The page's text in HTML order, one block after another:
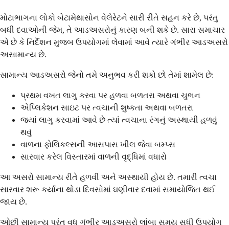
મોટાભાગના લોકો બેટામેથાસોન વેલેરેટને સારી રીતે સહન કરે છે, પરંતુ
બધી દવાઓની જેમ, તે આડઅસરોનું કારણ બની શકે છે. સારા સમાચાર
એ છે કે નિર્દેશન મુજબ ઉપયોગમાં લેવામાં આવે ત્યારે ગંભીર આડઅસરો
અસામાન્ય છે.
સામાન્ય આડઅસરો જેનો તમે અનુભવ કરી શકો છો તેમાં શામેલ છે:
પ્રથમ વખત લાગુ કરવા પર હળવા બળતરા અથવા ચુભન
એપ્લિકેશન સાઇટ પર ત્વચાની શુષ્કતા અથવા બળતરા
જ્યાં લાગુ કરવામાં આવે છે ત્યાં ત્વચાના રંગનું અસ્થાયી હળવું
થવું
વાળના ફોલિકલ્સની આસપાસ ખીલ જેવા બમ્પ્સ
સારવાર કરેલ વિસ્તારમાં વાળની વૃદ્ધિમાં વધારો
આ અસરો સામાન્ય રીતે હળવી અને અસ્થાયી હોય છે. તમારી ત્વચા
સારવાર શરૂ કર્યાના થોડા દિવસોમાં ઘણીવાર દવામાં સમાયોજિત થઈ
જાય છે.
ઓછી સામાન્ય પરંતુ વધુ ગંભીર આડઅસરો લાંબા સમય સુધી ઉપયોગ